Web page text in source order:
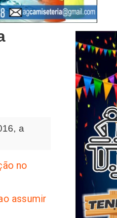
a
no
assumir